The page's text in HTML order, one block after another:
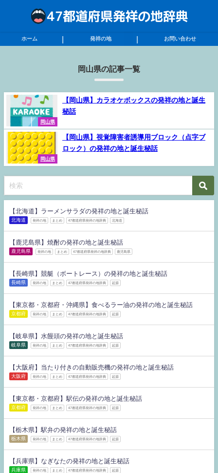
ホーム 発祥の地 お問い合わせ
岡山県の記事一覧
岡山県
【岡山県】カラオケボックスの発祥の地と誕生
秘話
岡山県
【岡山県】視覚障害者誘導用ブロック（点字ブ
ロック）の発祥の地と誕生秘話
【北海道】ラーメンサラダの発祥の地と誕生秘話
北海道 発祥の地 まとめ 47都道府県発祥の地辞典 北海道
【鹿児島県】焼酎の発祥の地と誕生秘話
鹿児島県 発祥の地 まとめ 47都道府県発祥の地辞典 鹿児島県
【長崎県】競艇（ボートレース）の発祥の地と誕生秘話
長崎県 発祥の地 まとめ 47都道府県発祥の地辞典 起源
【東京都・京都府・沖縄県】食べるラー油の発祥の地と誕生秘話
京都府 発祥の地 まとめ 47都道府県発祥の地辞典 起源
【岐阜県】水饅頭の発祥の地と誕生秘話
岐阜県 発祥の地 まとめ 47都道府県発祥の地辞典 起源
【大阪府】当たり付きの自動販売機の発祥の地と誕生秘話
大阪府 発祥の地 まとめ 47都道府県発祥の地辞典 起源
【東京都・京都府】駅伝の発祥の地と誕生秘話
京都府 発祥の地 まとめ 47都道府県発祥の地辞典 起源
【栃木県】駅弁の発祥の地と誕生秘話
栃木県 発祥の地 まとめ 47都道府県発祥の地辞典 起源
【兵庫県】なぎなたの発祥の地と誕生秘話
兵庫県 発祥の地 まとめ 47都道府県発祥の地辞典 起源